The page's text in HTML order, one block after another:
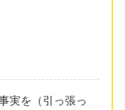
実を（引っ張っ